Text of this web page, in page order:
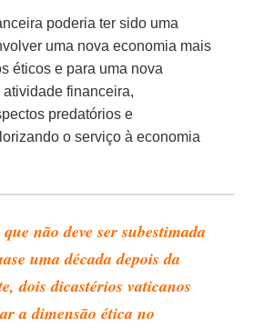
poderia ter sido uma
uma nova economia mais
éticos e para uma nova
atividade financeira,
predatórios e
o serviço à economia
não deve ser subestimada
uma década depois da
dois dicastérios vaticanos
a dimensão ética no